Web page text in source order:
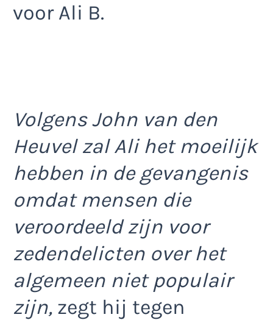
voor Ali B.
Volgens John van den
Heuvel zal Ali het moeilijk
hebben in de gevangenis
omdat mensen die
veroordeeld zijn voor
zedendelicten over het
algemeen niet populair
zijn, zegt hij tegen